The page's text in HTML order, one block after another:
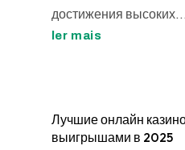
достижения высоких...
ler mais
Лучшие онлайн
выигрышами в 2025